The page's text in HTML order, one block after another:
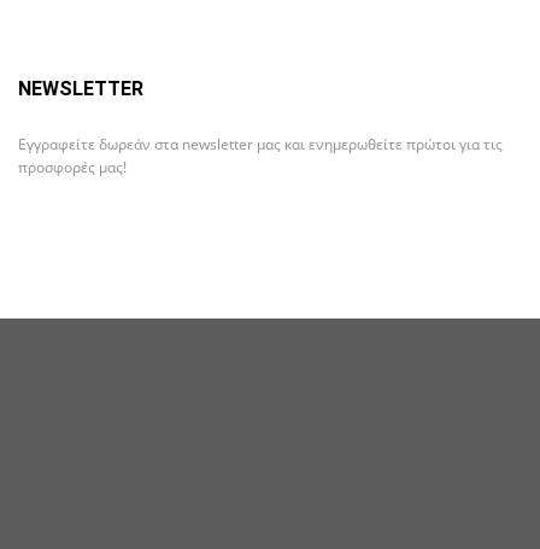
NEWSLETTER
Εγγραφείτε δωρεάν στα newsletter μας και ενημερωθείτε πρώτοι για τις
προσφορές μας!